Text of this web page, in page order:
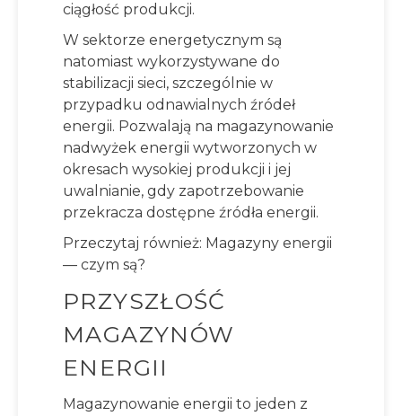
ciągłość produkcji.
W sektorze energetycznym są
natomiast wykorzystywane do
stabilizacji sieci, szczególnie w
przypadku odnawialnych źródeł
energii. Pozwalają na magazynowanie
nadwyżek energii wytworzonych w
okresach wysokiej produkcji i jej
uwalnianie, gdy zapotrzebowanie
przekracza dostępne źródła energii.
Przeczytaj również: Magazyny energii
— czym są?
PRZYSZŁOŚĆ
MAGAZYNÓW
ENERGII
Magazynowanie energii to jeden z